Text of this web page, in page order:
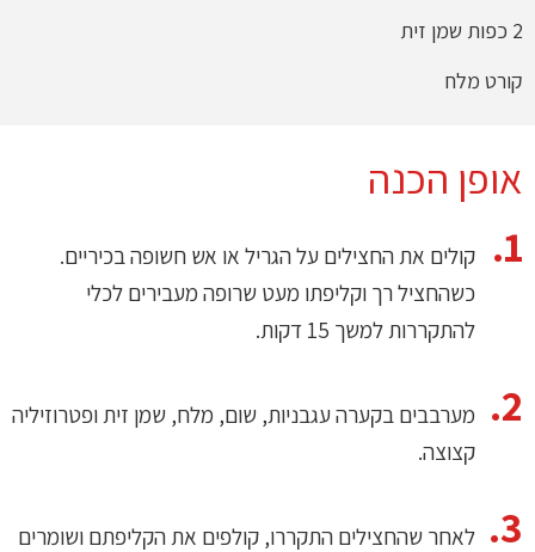
2 כפות שמן זית
קורט מלח
אופן הכנה
קולים את החצילים על הגריל או אש חשופה בכיריים.
כשהחציל רך וקליפתו מעט שרופה מעבירים לכלי
להתקררות למשך
דקות.
מערבבים בקערה עגבניות, שום, מלח, שמן זית ופטרוזיליה
קצוצה.
לאחר שהחצילים התקררו, קולפים את הקליפתם ושומרים